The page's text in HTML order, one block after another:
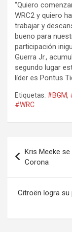
“Quiero
WRC2 y quiero
trabajar y
bueno para
participación
Guerra Jr.,
segundo lugar
líder es Pontus
Etiquetas: #BGM,
#WRC
de
entradas
Kris Meeke
Corona
Citroën logra su